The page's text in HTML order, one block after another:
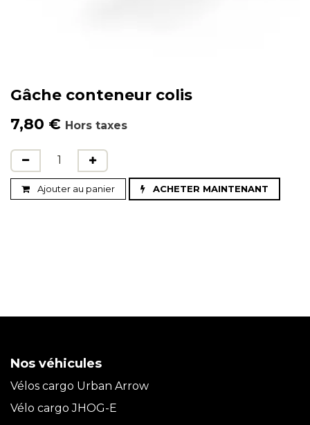
Gâche conteneur colis
7,80 € Hors taxes
Ajouter au panier ACHETER MAINTENANT
Nos véhicules
Vélos cargo Urban Arrow
Vélo cargo JHOG-E